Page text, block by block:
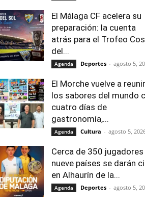
El Málaga CF acelera su
preparación: la cuenta
atrás para el Trofeo
del...
Agenda Deportes - agosto 5,
El Morche vuelve a reunir
los sabores del mundo
cuatro días de
gastronomía,...
Agenda Cultura - agosto 5,
Cerca de 350
nueve países se darán
en Alhaurín de la...
Agenda Deportes - agosto 5,